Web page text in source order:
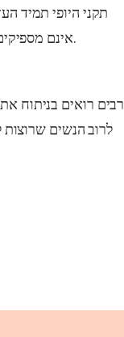
תקני היופי תמיד
אינם מספיקים. למרבה המזל, קיימות פתרונות חלופיים רבים. אלה כוללים ניתוח, כדורי הגדלת שדיים, וקרמים וסרומים מקומיים.
רבים רואים בניתוח
לרוב הנשים שרוצות